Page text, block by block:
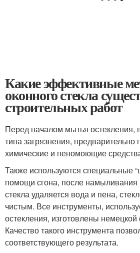
Какие эффективные
оконного стекла
строительных работ
Перед началом мытья остекления,
типа загрязнения, предварительно
химические и пеномоющие
Также используются специальные
помощи сгона, после намыливания
стекла удаляется вода и пена,
чистым. Все инструменты,
остекления, изготовлены
Качество такого инструмента
соответствующего результата.